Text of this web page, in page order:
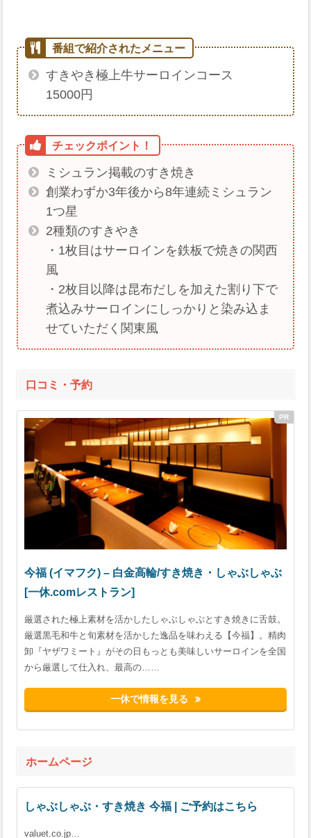
すきやき極上牛サーロインコース
15000円
ミシュラン掲載のすき焼き
創業わずか3年後から8年連続ミシュラン
1つ星
2種類のすきやき
・1枚目はサーロインを鉄板で焼きの関西
風
・2枚目以降は昆布だしを加えた割り下で
煮込みサーロインにしっかりと染み込ま
せていただく関東風
口コミ・予約
今福 (イマフク) – 白金高輪/すき焼き・しゃぶしゃぶ
[一休.comレストラン]
厳選された極上素材を活かしたしゃぶしゃぶとすき焼きに舌鼓。
厳選黒毛和牛と旬素材を活かした逸品を味わえる【今福】。精肉
卸『ヤザワミート』がその日もっとも美味しいサーロインを全国
から厳選して仕入れ、最高の……
一休で情報を見る
ホームページ
しゃぶしゃぶ・すき焼き 今福 | ご予約はこちら
valuet.co.jp…